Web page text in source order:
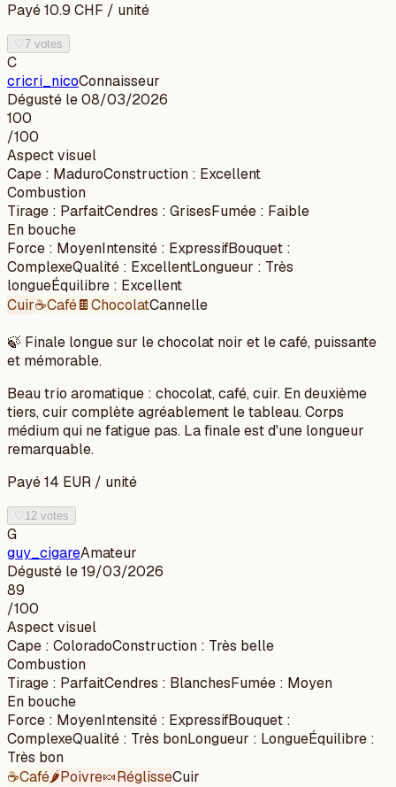
Payé10.9 CHF / unité
♡ 7 votes
C
cricri_nicoConnaisseur
Dégusté le08/03/2026
100
/100
Aspect visuel
Cape : MaduroConstruction : Excellent
Combustion
Tirage : ParfaitCendres : GrisesFumée : Faible
En bouche
Force : MoyenIntensité : ExpressifBouquet :
ComplexeQualité : ExcellentLongueur : Très
longueÉquilibre : Excellent
Cuir☕Café🍫ChocolatCannelle
🍃 Finale longue sur le chocolat noir et le café, puissante
et mémorable.
Beau trio aromatique : chocolat, café, cuir. En deuxième
tiers, cuir complète agréablement le tableau. Corps
médium qui ne fatigue pas. La finale est d'une longueur
remarquable.
Payé14 EUR / unité
♡ 12 votes
G
guy_cigareAmateur
Dégusté le19/03/2026
89
/100
Aspect visuel
Cape : ColoradoConstruction : Très belle
Combustion
Tirage : ParfaitCendres : BlanchesFumée : Moyen
En bouche
Force : MoyenIntensité : ExpressifBouquet :
ComplexeQualité : Très bonLongueur : LongueÉquilibre :
Très bon
☕Café🌶️Poivre🍬RéglisseCuir